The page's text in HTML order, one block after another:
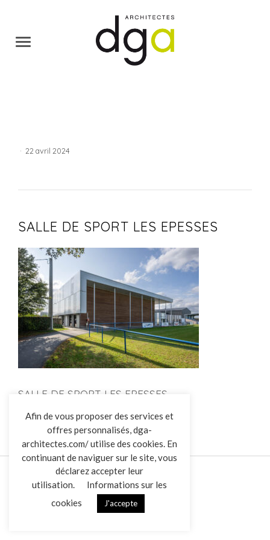
L’AGENCE
RÉALISATIONS
ACTUALITÉS
CONTACT
· 22 avril 2024
SALLE DE SPORT LES EPESSES
SALLE DE SPORT LES EPESSES
Afin de vous proposer des services et
offres personnalisés, dga-
architectes.com/ utilise des cookies. En
continuant de naviguer sur le site, vous
déclarez accepter leur
utilisation.
Informations sur les
cookies
J'accepte